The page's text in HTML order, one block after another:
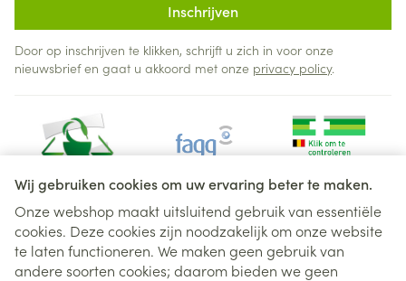
Wij gebruiken cookies om uw ervaring beter te maken.
Onze webshop maakt uitsluitend gebruik van essentiële
cookies. Deze cookies zijn noodzakelijk om onze website
te laten functioneren. We maken geen gebruik van
andere soorten cookies; daarom bieden we geen
Inschrijven
Door op inschrijven te klikken, schrijft u zich in voor onze
nieuwsbrief en gaat u akkoord met onze privacy policy.
Juridische links